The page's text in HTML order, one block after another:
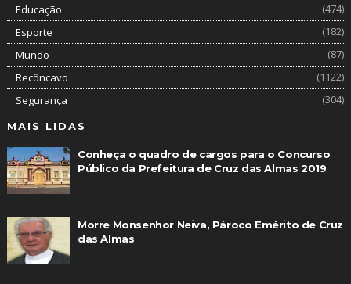
Educação
(474)
Esporte
(182)
Mundo
(87)
Recôncavo
(1122)
Segurança
(304)
MAIS LIDAS
Conheça o quadro de cargos para o Concurso
Público da Prefeitura de Cruz das Almas 2019
Morre Monsenhor Neiva, Pároco Emérito de Cruz
das Almas